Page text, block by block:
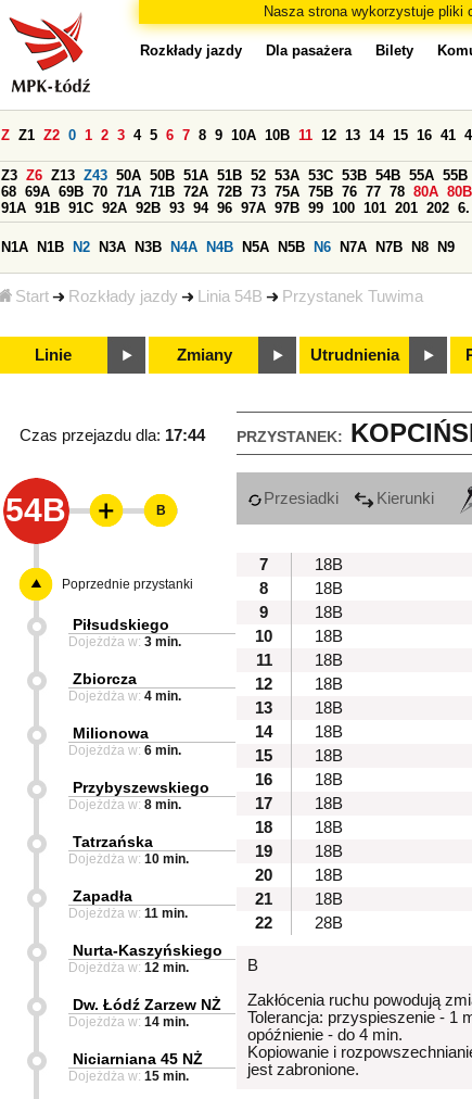
Nasza strona wykorzystuje pliki
Start Rozkłady jazdy Linia 54B Przystanek Tuwima
Rozkłady jazdy Dla pasażera Bilety
Z Z1 Z2 0 1 2 3 4 5 6 7 8 9 10A 10B 11 12 13 14 15 16 41
Z3 Z6 Z13 Z43 50A 50B 51A 51B 52 53A 53C 53B 54B 55A 55B
68 69A 69B 70 71A 71B 72A 72B 73 75A 75B 76 77 78 80A 80B
91A 91B 91C 92A 92B 93 94 96 97A 97B 99 100 101 201 202 6.
N1A N1B N2 N3A N3B N4A N4B N5A N5B N6 N7A N7B N8 N9
Linie Zmiany Utrudnienia
PRZYSTANEK:
Czas przejazdu dla: 17:44
54B Przesiadki Kierunki
7
18B
8
18B
9
18B
10
18B
11
18B
12
18B
13
18B
14
18B
15
18B
16
18B
17
18B
18
18B
19
18B
20
18B
21
18B
22
28B
B
Zakłócenia ruchu powodują
Tolerancja: przyspieszenie - 1
opóźnienie - do 4 min.
Kopiowanie i
jest zabronione.
B
Poprzednie przystanki
Piłsudskiego
Dojeżdża w: 3 min.
Zbiorcza
Dojeżdża w: 4 min.
Milionowa
Dojeżdża w: 6 min.
Przybyszewskiego
Dojeżdża w: 8 min.
Tatrzańska
Dojeżdża w: 10 min.
Zapadła
Dojeżdża w: 11 min.
Nurta-Kaszyńskiego
Dojeżdża w: 12 min.
Dw. Łódź Zarzew NŻ
Dojeżdża w: 14 min.
Niciarniana 45 NŻ
Dojeżdża w: 15 min.